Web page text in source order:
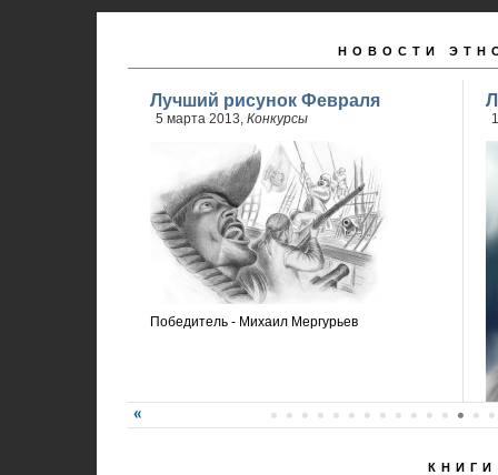
НОВОСТИ
Лучший рисунок Февраля
5 марта 2013, Конкурсы
Победитель - Михаил Мергурьев
КНИГИ